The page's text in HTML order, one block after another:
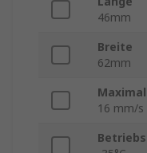
46mm
Breite
62mm
16 mm/s